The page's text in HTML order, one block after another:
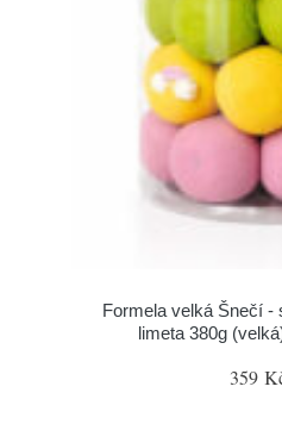
Formela velká Šnečí -
limeta 380g
359